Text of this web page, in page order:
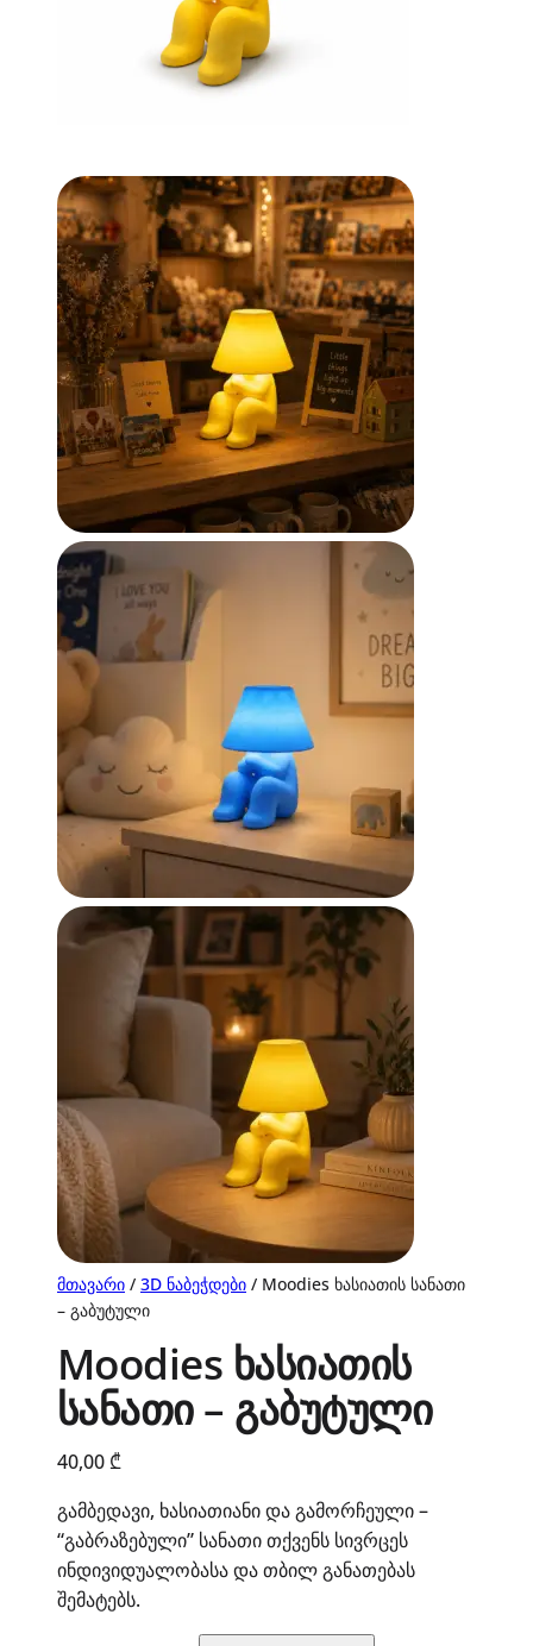
მთავარი / 3D ნაბეჭდები / Moodies ხასიათის სანათი
– გაბუტული
Moodies ხასიათის
სანათი – გაბუტული
40,00₾
გამბედავი, ხასიათიანი და გამორჩეული –
“გაბრაზებული” სანათი თქვენს სივრცეს
ინდივიდუალობასა და თბილ განათებას
შემატებს.